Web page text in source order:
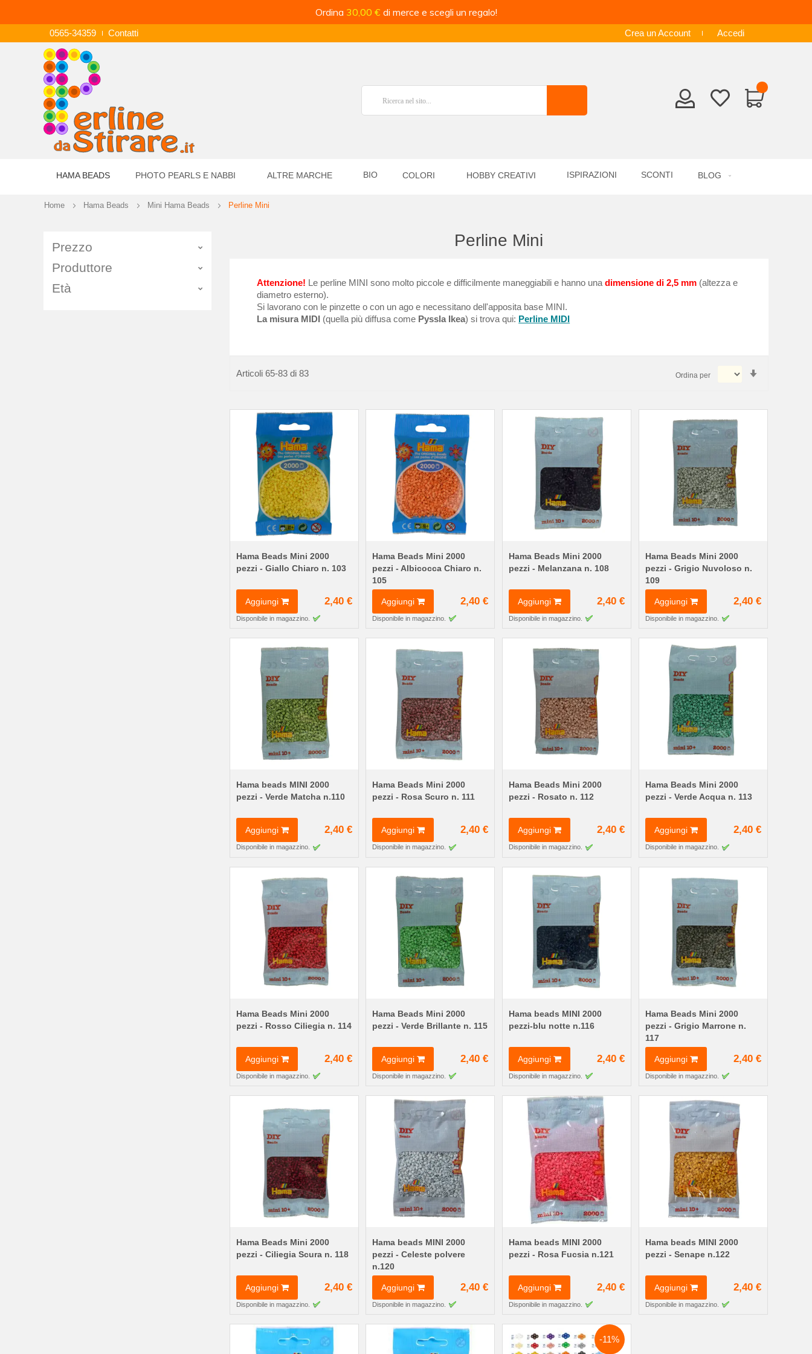
Ordina 30,00 € di merce e scegli un regalo!
0565-34359 Contatti Crea un Account Accedi
HAMA BEADS PHOTO PEARLS E NABBI ALTRE MARCHE BIO COLORI HOBBY CREATIVI ISPIRAZIONI SCONTI BLOG
Home Hama Beads Mini Hama Beads Perline Mini
Perline Mini
Attenzione! Le perline MINI sono molto piccole e difficilmente maneggiabili e hanno una dimensione di 2,5 mm (altezza e
diametro esterno).
Si lavorano con le pinzette o con un ago e necessitano dell'apposita base MINI.
La misura MIDI (quella più diffusa come Pyssla Ikea) si trova qui: Perline MIDI
Articoli 65-83di 83 Ordina per
Hama Beads Mini 2000
pezzi - Giallo Chiaro n. 103
Aggiungi 2,40 €
Disponibile in magazzino.
Hama Beads Mini 2000
pezzi - Albicocca Chiaro n.
105
Aggiungi 2,40 €
Disponibile in magazzino.
Hama Beads Mini 2000
pezzi - Melanzana n. 108
Aggiungi 2,40 €
Disponibile in magazzino.
Hama Beads Mini 2000
pezzi - Grigio Nuvoloso n.
109
Aggiungi 2,40 €
Disponibile in magazzino.
Hama beads MINI 2000
pezzi - Verde Matcha n.110
Aggiungi 2,40 €
Disponibile in magazzino.
Hama Beads Mini 2000
pezzi - Rosa Scuro n. 111
Aggiungi 2,40 €
Disponibile in magazzino.
Hama Beads Mini 2000
pezzi - Rosato n. 112
Aggiungi 2,40 €
Disponibile in magazzino.
Hama Beads Mini 2000
pezzi - Verde Acqua n. 113
Aggiungi 2,40 €
Disponibile in magazzino.
Hama Beads Mini 2000
pezzi - Rosso Ciliegia n. 114
Aggiungi 2,40 €
Disponibile in magazzino.
Hama Beads Mini 2000
pezzi - Verde Brillante n. 115
Aggiungi 2,40 €
Disponibile in magazzino.
Hama beads MINI 2000
pezzi-blu notte n.116
Aggiungi 2,40 €
Disponibile in magazzino.
Hama Beads Mini 2000
pezzi - Grigio Marrone n.
117
Aggiungi 2,40 €
Disponibile in magazzino.
Hama Beads Mini 2000
pezzi - Ciliegia Scura n. 118
Aggiungi 2,40 €
Disponibile in magazzino.
Hama beads MINI 2000
pezzi - Celeste polvere
n.120
Aggiungi 2,40 €
Disponibile in magazzino.
Hama beads MINI 2000
pezzi - Rosa Fucsia n.121
Aggiungi 2,40 €
Disponibile in magazzino.
Hama beads MINI 2000
pezzi - Senape n.122
Aggiungi 2,40 €
Disponibile in magazzino.
-11%
Prezzo
Produttore
Età